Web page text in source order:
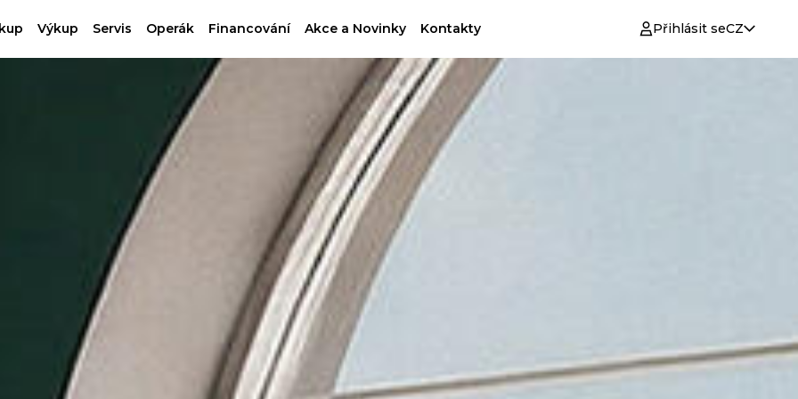
Výkup Servis Operák Financování Akce a Novinky Kontakty Přihlásit seCZ